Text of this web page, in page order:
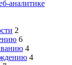
аналитике
2
6
4
4